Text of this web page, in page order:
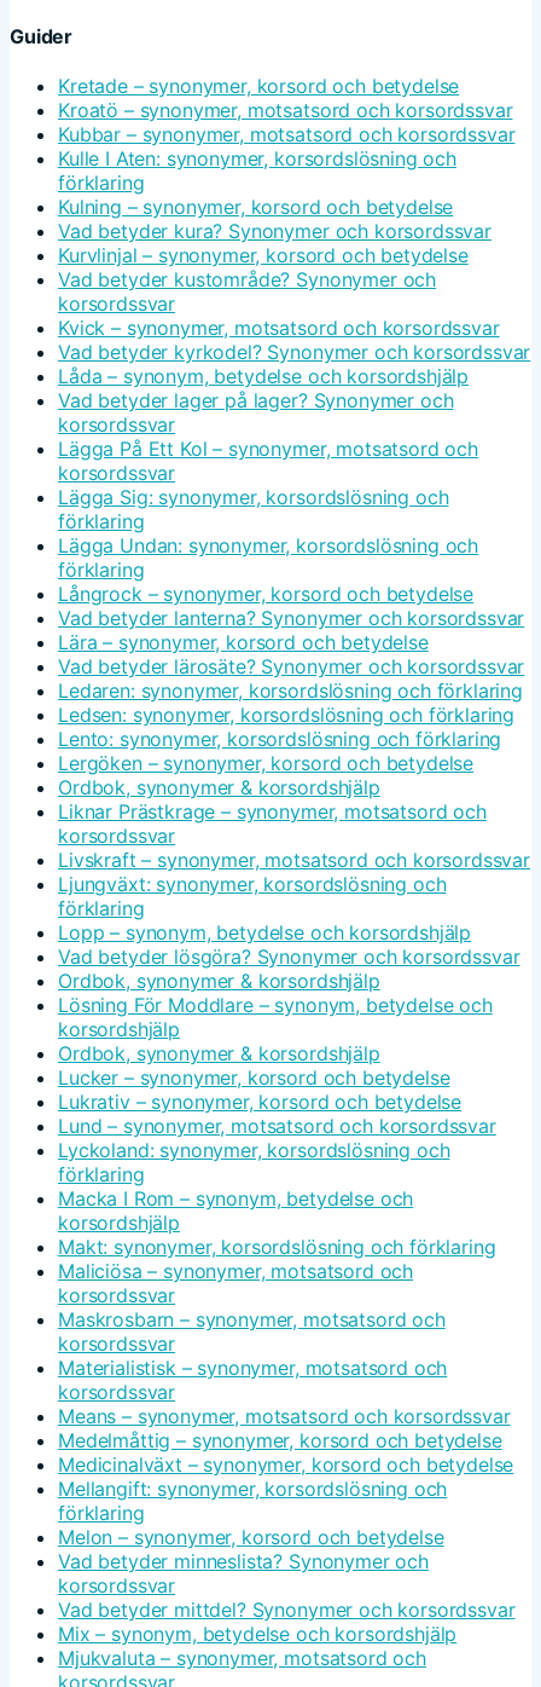
Guider
Kretade – synonymer, korsord och betydelse
Kroatö – synonymer, motsatsord och korsordssvar
Kubbar – synonymer, motsatsord och korsordssvar
Kulle I Aten: synonymer, korsordslösning och
förklaring
Kulning – synonymer, korsord och betydelse
Vad betyder kura? Synonymer och korsordssvar
Kurvlinjal – synonymer, korsord och betydelse
Vad betyder kustområde? Synonymer och
korsordssvar
Kvick – synonymer, motsatsord och korsordssvar
Vad betyder kyrkodel? Synonymer och korsordssvar
Låda – synonym, betydelse och korsordshjälp
Vad betyder lager på lager? Synonymer och
korsordssvar
Lägga På Ett Kol – synonymer, motsatsord och
korsordssvar
Lägga Sig: synonymer, korsordslösning och
förklaring
Lägga Undan: synonymer, korsordslösning och
förklaring
Långrock – synonymer, korsord och betydelse
Vad betyder lanterna? Synonymer och korsordssvar
Lära – synonymer, korsord och betydelse
Vad betyder lärosäte? Synonymer och korsordssvar
Ledaren: synonymer, korsordslösning och förklaring
Ledsen: synonymer, korsordslösning och förklaring
Lento: synonymer, korsordslösning och förklaring
Lergöken – synonymer, korsord och betydelse
Ordbok, synonymer & korsordshjälp
Liknar Prästkrage – synonymer, motsatsord och
korsordssvar
Livskraft – synonymer, motsatsord och korsordssvar
Ljungväxt: synonymer, korsordslösning och
förklaring
Lopp – synonym, betydelse och korsordshjälp
Vad betyder lösgöra? Synonymer och korsordssvar
Ordbok, synonymer & korsordshjälp
Lösning För Moddlare – synonym, betydelse och
korsordshjälp
Ordbok, synonymer & korsordshjälp
Lucker – synonymer, korsord och betydelse
Lukrativ – synonymer, korsord och betydelse
Lund – synonymer, motsatsord och korsordssvar
Lyckoland: synonymer, korsordslösning och
förklaring
Macka I Rom – synonym, betydelse och
korsordshjälp
Makt: synonymer, korsordslösning och förklaring
Maliciösa – synonymer, motsatsord och
korsordssvar
Maskrosbarn – synonymer, motsatsord och
korsordssvar
Materialistisk – synonymer, motsatsord och
korsordssvar
Means – synonymer, motsatsord och korsordssvar
Medelmåttig – synonymer, korsord och betydelse
Medicinalväxt – synonymer, korsord och betydelse
Mellangift: synonymer, korsordslösning och
förklaring
Melon – synonymer, korsord och betydelse
Vad betyder minneslista? Synonymer och
korsordssvar
Vad betyder mittdel? Synonymer och korsordssvar
Mix – synonym, betydelse och korsordshjälp
Mjukvaluta – synonymer, motsatsord och